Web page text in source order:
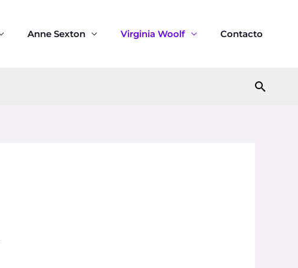
Anne Sexton Virginia Woolf Contacto